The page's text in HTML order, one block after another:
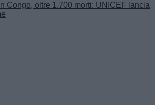
Congo, oltre 1.700 morti: UNICEF lancia